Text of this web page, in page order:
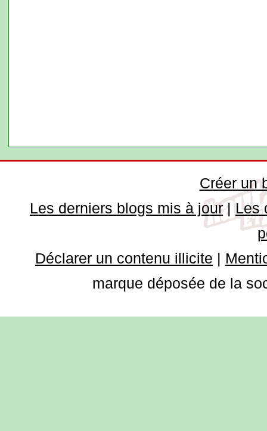
Créer un
Les derniers blogs mis à jour|Les
Déclarer un contenu illicite |
marque déposée de la